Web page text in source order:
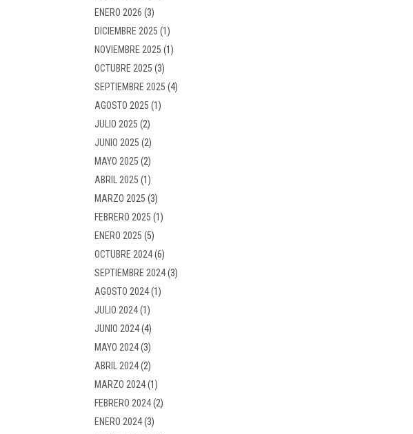
ENERO 2026 (3)
DICIEMBRE 2025 (1)
NOVIEMBRE 2025 (1)
OCTUBRE 2025 (3)
SEPTIEMBRE 2025 (4)
AGOSTO 2025 (1)
JULIO 2025 (2)
JUNIO 2025 (2)
MAYO 2025 (2)
ABRIL 2025 (1)
MARZO 2025 (3)
FEBRERO 2025 (1)
ENERO 2025 (5)
OCTUBRE 2024(6)
SEPTIEMBRE 2024(3)
AGOSTO 2024(1)
JULIO 2024(1)
JUNIO 2024(4)
MAYO 2024(3)
ABRIL 2024(2)
MARZO 2024(1)
FEBRERO 2024(2)
ENERO 2024(3)